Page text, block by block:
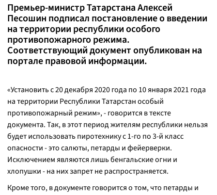
Премьер-министр Татарстана Алексей
Песошин подписал постановление о введении
на территории республики особого
противопожарного режима.
Соответствующий документ опубликован на
портале правовой информации.
«Установить с 20 декабря 2020 года по 10 января 2021 года
на территории Республики Татарстан особый
противопожарный режим», - говорится в тексте
документа. Так, в этот период жителям республики нельзя
будет использовать пиротехнику с 1-го по 3-й класс
опасности - это салюты, петарды и фейерверки.
Исключением являются лишь бенгальские огни и
хлопушки - на них запрет не распространяется.
Кроме того, в документе говорится о том, что петарды и